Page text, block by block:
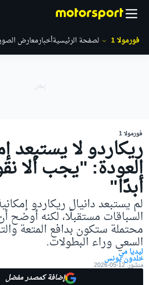
فورمولا 1 الصفحة الرئيسيةأخبارمعارض
فورمولا 1
ريكاردو لا يستبعد
العودة: "يجب ألا
أبدًا"
لم يستبعد دانيال ريكاردو
السباقات مستقبلًا، لكنه أوضح
محتملة ستكون بدافع المتعة
السعي وراء البطولات.
ليديا مي
خلدون يونس
منشور:12-05-2026
إضافة كمصدر مفضل